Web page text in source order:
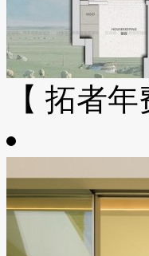
【 拓者